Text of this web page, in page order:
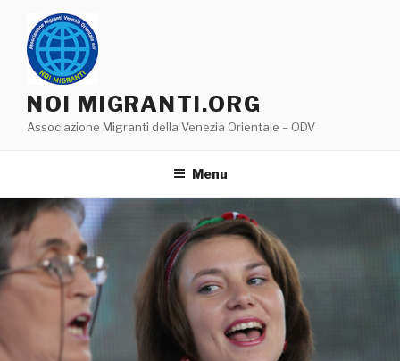
contenuto
NOI MIGRANTI.ORG
Associazione Migranti della Venezia Orientale – ODV
Menu